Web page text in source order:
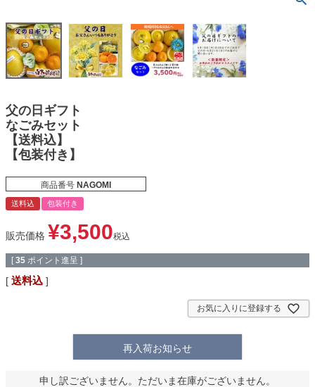
父の日ギフト
なごみセット
【送料込】
【包装付き】
商品番号 NAGOMI
送料込 包装付き
販売価格 ¥3,500税込
[ 35 ポイント進呈 ]
送料込
お気に入りに登録する
再入荷お知らせ
申し訳ございません。ただいま在庫がございません。